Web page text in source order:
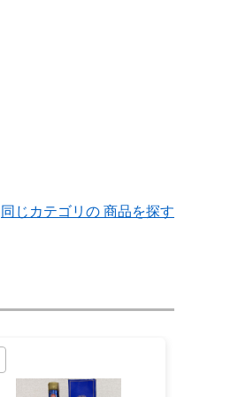
同じカテゴリの 商品を探す